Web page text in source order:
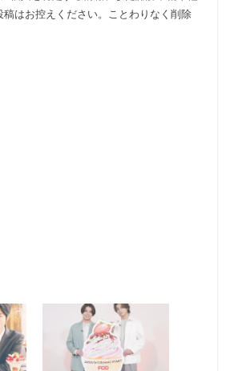
稿はお控えください。ことわりなく削除